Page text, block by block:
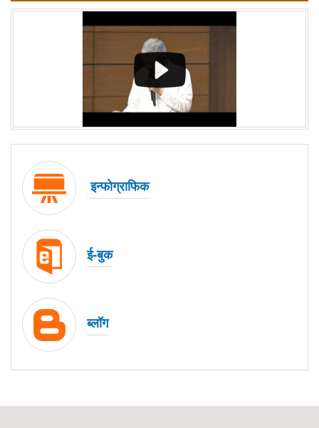
इन्फोग्राफिक
ई-बुक
ब्लॉग